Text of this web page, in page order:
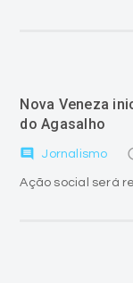
Nova Veneza
do Agasalho
comment Jornalismo
Ação social será